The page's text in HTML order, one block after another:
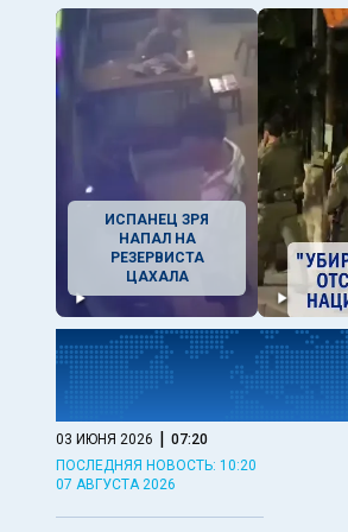
ИСПАНЕЦ ЗРЯ
НАПАЛ НА
РЕЗЕРВИСТА
ЦАХАЛА
03 ИЮНЯ 2026 | 07:20
ПОСЛЕДНЯЯ НОВОСТЬ: 10:20
07 АВГУСТА 2026